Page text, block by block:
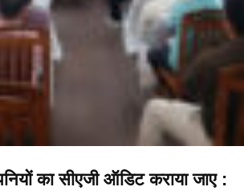
का सीएजी ऑडिट कराया जाए :